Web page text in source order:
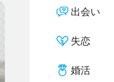
出会い
失恋
婚活